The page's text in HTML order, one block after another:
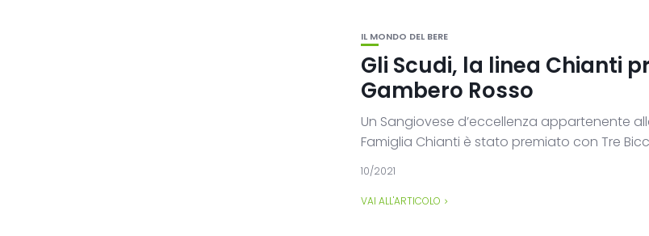
IL MONDO DEL BERE
Gli Scudi, la linea Chianti
Gambero Rosso
Un Sangiovese d’eccellenza appartenente
Famiglia Chianti è stato premiato con Tre
10/2021
VAI ALL'ARTICOLO